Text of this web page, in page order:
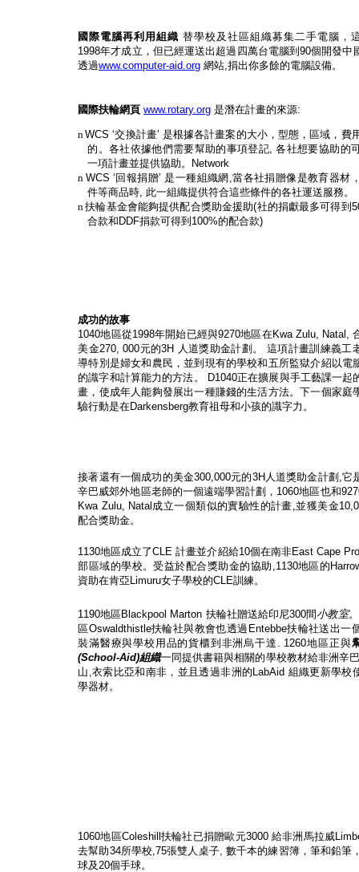
國際電腦再利用組織 替學校及社區組織募集二手電腦，
1998年才成立，但已經運送出超過四萬台電腦到90個開發中
透過www.computer-aid.org 網站,捐出你多餘的電腦設備。
國際扶輪網頁 www.rotary.org 是潛在計畫的來源:
nWCS ‘交換計畫’ 是根據各計畫案的大小，型態，區域，費
的。各社依據他們需要幫助的事項登記,各社想要協助的
一項計畫並提供協助。
Network
n WCS ‘ 回報捐贈’是一種組織網 ,當各社捐贈像是教育器材
件等商品時, 此一組織提供符合這些條件的各社運送服務。
n扶輪基金會能夠提供配合獎助金援助(社的捐獻最多可得到
合款和 DDF捐款可得到 100%的配合款)
成功的故事
1040地區從1998年開始已經與9270地區在Kwa Zulu, Natal,
美金270, 000元的3H 人道獎助金計劃。
這項計畫訓練義工
導特別是婦女和農民，並到現有的學校和五所監獄介紹以電
的識字和計算能力的方法。
D1040正在擴展與手工藝課一起
畫，使成年人能夠發展出一種賺錢的生活方法。下一個家庭
驗行動是在Darkensberg教育祖母和小孩的識字力。
接著還有一個成功的美金300,000元的3H 人道獎助金計劃 ,它
辛巴威郊外地區老師的一個遠端學習計劃， 1060地區也和
Kwa Zulu, Natal 成立一個類似的實驗性的計畫,並獲美金
配合獎助金。
1130地區成立了CLE計畫並介紹給10個在南非East Cape
部區域的學校。受益於配合獎助金的協助 ,1130地區的
資助在肯亞 Limuru女子學校的CLE訓練。
1190地區Blackpool Marton 扶輪社贈送給印尼300間 小教室。
區Oswaldthistle扶輪社與教會也透過 Entebbe扶輪社送出一
裝滿醫療與學校用品的貨櫃到非洲烏干達 . 1260地區正與
(School-Aid)組織一同提供書籍與相關的學校教材給非洲辛
山 ,衣索比亞和南非，並且透過非洲的 LabAid 組織更新學校
學器材。
1060地區Coleshill 扶輪社已捐贈歐元3000 給非洲馬拉威
去幫助34所學校,75張雙人桌子, 數千本的練習簿，筆和鉛筆
球及20個手球。